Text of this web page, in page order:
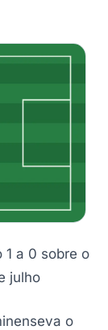
a 0 sobre o
julho
o